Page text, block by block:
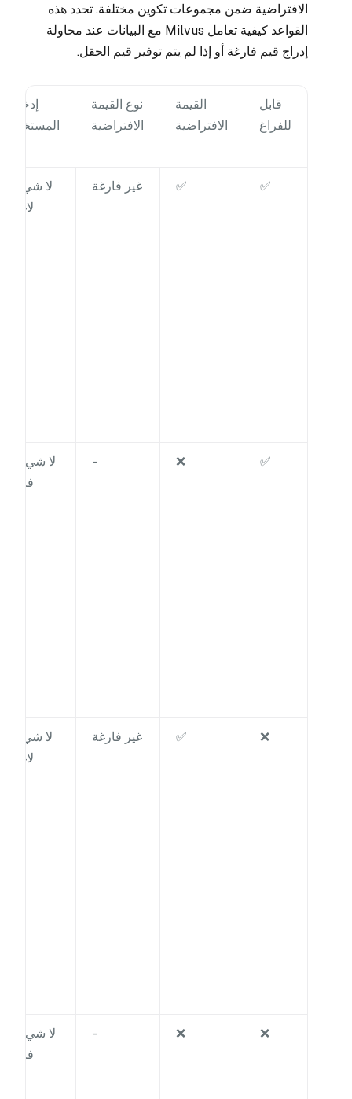
الافتراضية ضمن مجموعات تكوين مختلفة. تحدد هذه
القواعد كيفية تعامل Milvus مع البيانات عند محاولة
إدراج قيم فارغة أو إذا لم يتم توفير قيم الحقل.
قابل
للفراغ
القيمة
الافتراضية
نوع القيمة
الافتراضية
إدخال
المستخدم
✅
✅ غير فارغة
لا شيء/
لاغية
✅
❌
-
لا شيء /
فارغ
❌
✅ غير فارغة
لا شيء/
لاغية
❌
❌
-
لا شيء /
فارغ